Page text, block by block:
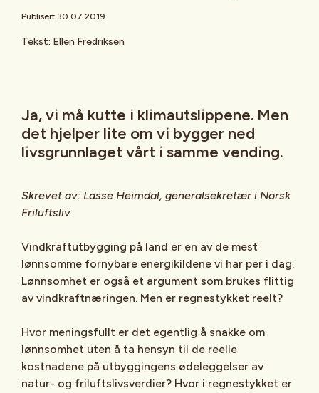
Publisert 30.07.2019
Tekst: Ellen Fredriksen
Ja, vi må kutte i klimautslippene. Men
det hjelper lite om vi bygger ned
livsgrunnlaget vårt i samme vending.
Skrevet av: Lasse Heimdal, generalsekretær i Norsk
Friluftsliv
Vindkraftutbygging på land er en av de mest
lønnsomme fornybare energikildene vi har per i dag.
Lønnsomhet er også et argument som brukes flittig
av vindkraftnæringen. Men er regnestykket reelt?
Hvor meningsfullt er det egentlig å snakke om
lønnsomhet uten å ta hensyn til de reelle
kostnadene på utbyggingens ødeleggelser av
natur- og friluftslivsverdier? Hvor i regnestykket er